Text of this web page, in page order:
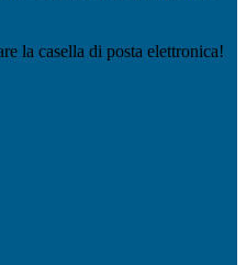
la casella di posta elettronica!